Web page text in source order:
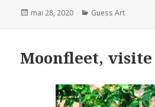
Posted
mai 28, 2020 Categories
Guess Art
Moonfleet,